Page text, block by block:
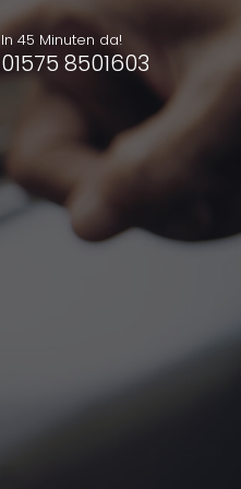
In 45 Minuten da!
01575 8501603